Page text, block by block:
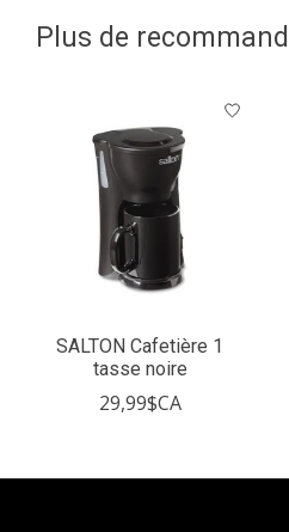
Plus de
Articles du carrousel de
SALTON Cafetière 1
tasse noire
29,99$CA